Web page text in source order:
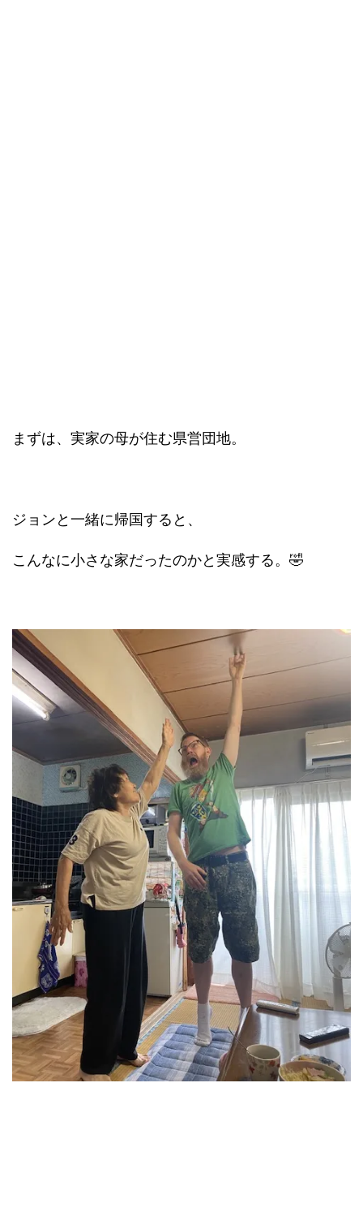
まずは、実家の母が住む県営団地。
ジョンと一緒に帰国すると、
こんなに小さな家だったのかと実感する。🤣